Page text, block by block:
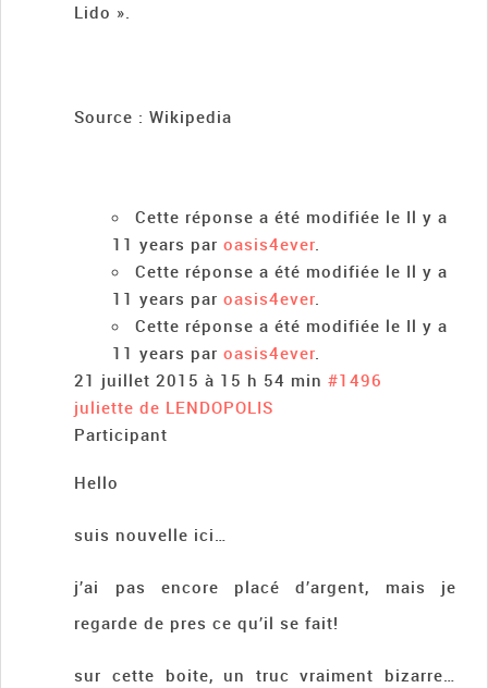
Lido ».
Source : Wikipedia
Cette réponse a été modifiée le Il y a
11 years paroasis4ever.
Cette réponse a été modifiée le Il y a
11 years paroasis4ever.
Cette réponse a été modifiée le Il y a
11 years paroasis4ever.
21 juillet 2015 à 15 h 54 min #1496
juliette de LENDOPOLIS
Participant
Hello
suis nouvelle ici…
j’ai pas encore placé d’argent, mais je
regarde de pres ce qu’il se fait!
sur cette boite, un truc vraiment bizarre…